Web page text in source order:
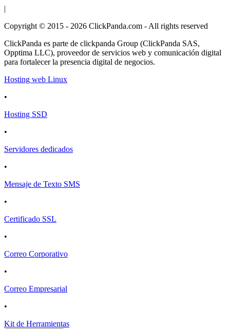
|
Copyright © 2015 - 2026 ClickPanda.com - All rights reserved
ClickPanda es parte de clickpanda Group (ClickPanda SAS,
Opptima LLC), proveedor de servicios web y comunicación digital
para fortalecer la presencia digital de negocios.
Hosting web Linux
•
Hosting SSD
•
Servidores dedicados
•
Mensaje de Texto SMS
•
Certificado SSL
•
Correo Corporativo
•
Correo Empresarial
•
Kit de Herramientas